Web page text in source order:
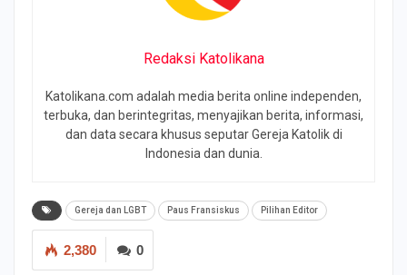
Redaksi Katolikana
Katolikana.com adalah media berita online independen,
terbuka, dan berintegritas, menyajikan berita, informasi,
dan data secara khusus seputar Gereja Katolik di
Indonesia dan dunia.
Gereja dan LGBT Paus Fransiskus Pilihan Editor
0
2,380